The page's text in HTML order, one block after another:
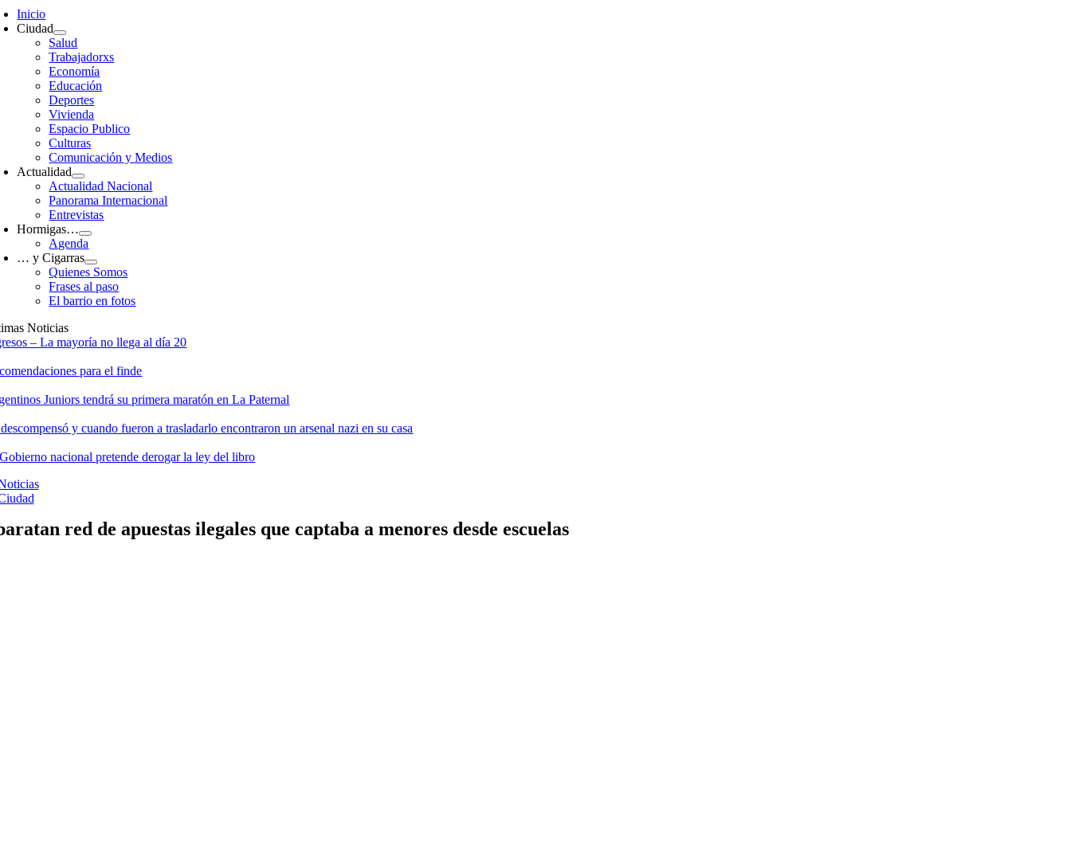
Inicio
Ciudad
Salud
Trabajadorxs
Economía
Educación
Deportes
Vivienda
Espacio Publico
Culturas
Comunicación y Medios
Actualidad
Actualidad Nacional
Panorama Internacional
Entrevistas
Hormigas…
Agenda
… y Cigarras
Quienes Somos
Frases al paso
El barrio en fotos
Noticias
– La mayoría no llega al día 20
para el finde
Juniors tendrá su primera maratón en La Paternal
y cuando fueron a trasladarlo encontraron un arsenal nazi en su casa
nacional pretende derogar la ley del libro
red de apuestas ilegales que captaba a menores desde escuelas